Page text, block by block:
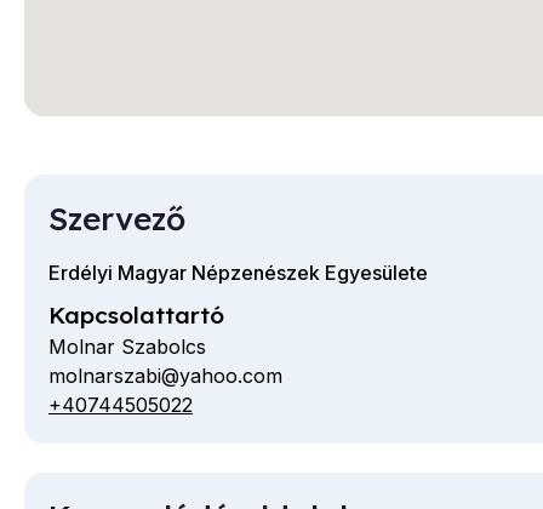
Szervező
Erdélyi Magyar Népzenészek Egyesülete
Kapcsolattartó
Molnar Szabolcs
E-
mail
molnarszabi@yahoo.com
Telefon
+40744505022